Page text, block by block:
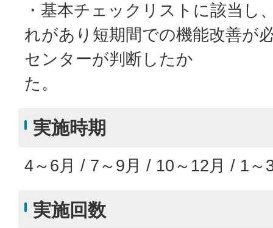
・基本チェックリストに該当し
れがあり短期間での機能改善が
センターが判断したか
た
実施時期
4～6月 / 7～9月 / 10～12月 / 1～
実施回数